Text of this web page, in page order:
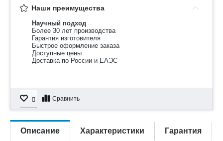
Наши преимущества
Научный подход
Более 30 лет производства
Гарантия изготовителя
Быстрое оформление заказа
Доступные цены
Доставка по России и ЕАЭС
Сравнить
Описание Характеристики Гарантия